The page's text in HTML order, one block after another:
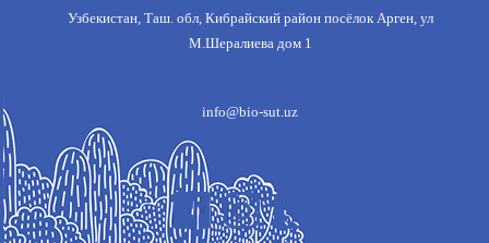
Узбекистан, Таш. обл, Кибрайский район посёлок Арген, ул
М.Шералиева дом 1
info@bio-sut.uz